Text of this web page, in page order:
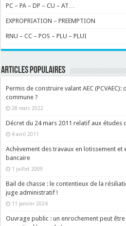
PC – PA – DP – CU – AT…
EXPROPRIATION – PREEMPTION
RNU – CC – POS – PLU – PLUI
ARTICLES POPULAIRES
Permis de construire valant AEC
commune ?
28 mars 2022
Décret du 24 mars 2011 relatif aux études
4 avril 2011
Achèvement des travaux en lotissement
bancaire
1 juillet 2009
Bail de chasse : le contentieux de la
juge administratif !
11 janvier 2024
Ouvrage public : un enrochement peut